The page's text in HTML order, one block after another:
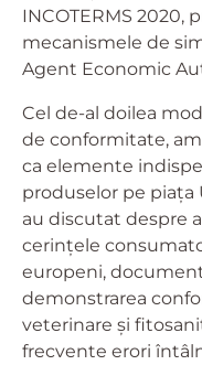
INCOTERMS 2020,
mecanismele de
Agent Economic
Cel de-al doilea
de conformitate,
ca elemente
produselor pe piața
au discutat despre
cerințele
europeni,
demonstrarea
veterinare și
frecvente erori